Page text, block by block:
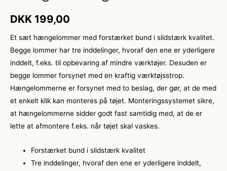
DKK 199,00
Et sæt hængelommer med forstærket bund i slidstærk kvalitet.
Begge lommer har tre inddelinger, hvoraf den ene er yderligere
inddelt, f.eks. til opbevaring af mindre værktøjer. Desuden er
begge lommer forsynet med en kraftig værktøjsstrop.
Hængelommerne er forsynet med to beslag, der gør, at de med
et enkelt klik kan monteres på tøjet. Monteringssystemet sikre,
at hængelommerne sidder godt fast samtidig med, at de er
lette at afmontere f.eks. når tøjet skal vaskes.
Forstærket bund i slidstærk kvalitet
Tre inddelinger, hvoraf den ene er yderligere inddelt,